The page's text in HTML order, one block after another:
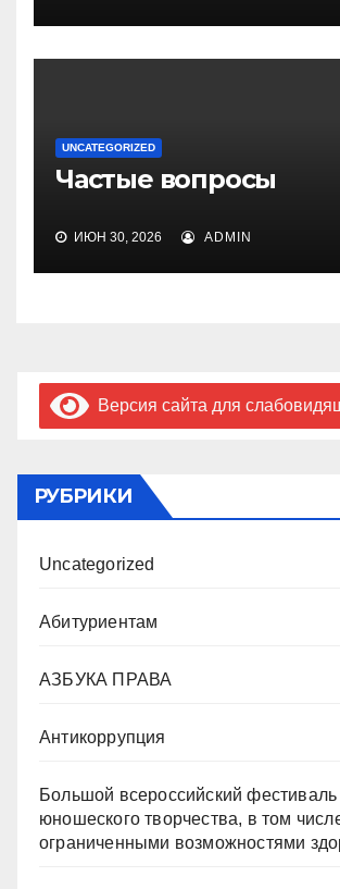
UNCATEGORIZED
Частые вопросы
ИЮН 30, 2026 ADMIN
Версия сайта для
РУБРИКИ
Uncategorized
Абитуриентам
АЗБУКА ПРАВА
Антикоррупция
Большой всероссийский фестиваль
юношеского творчества, в том
ограниченными возможностями